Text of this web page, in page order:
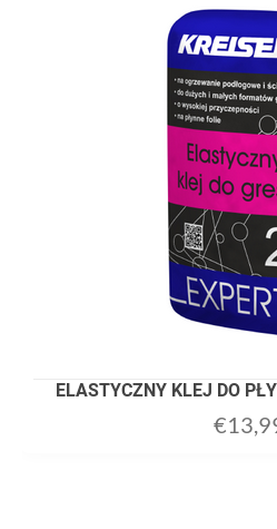
ELASTYCZNY KLEJ DO
€